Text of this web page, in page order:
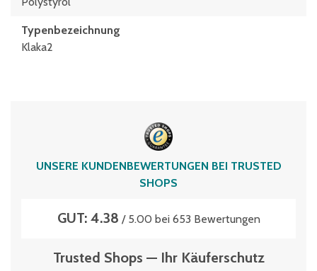
Typen­be­zeich­nung
Klaka2
UNSERE KUNDENBEWERTUNGEN BEI TRUSTED
SHOPS
GUT: 4.38 / 5.00 bei 653 Bewertungen
Trusted Shops — Ihr Käuferschutz